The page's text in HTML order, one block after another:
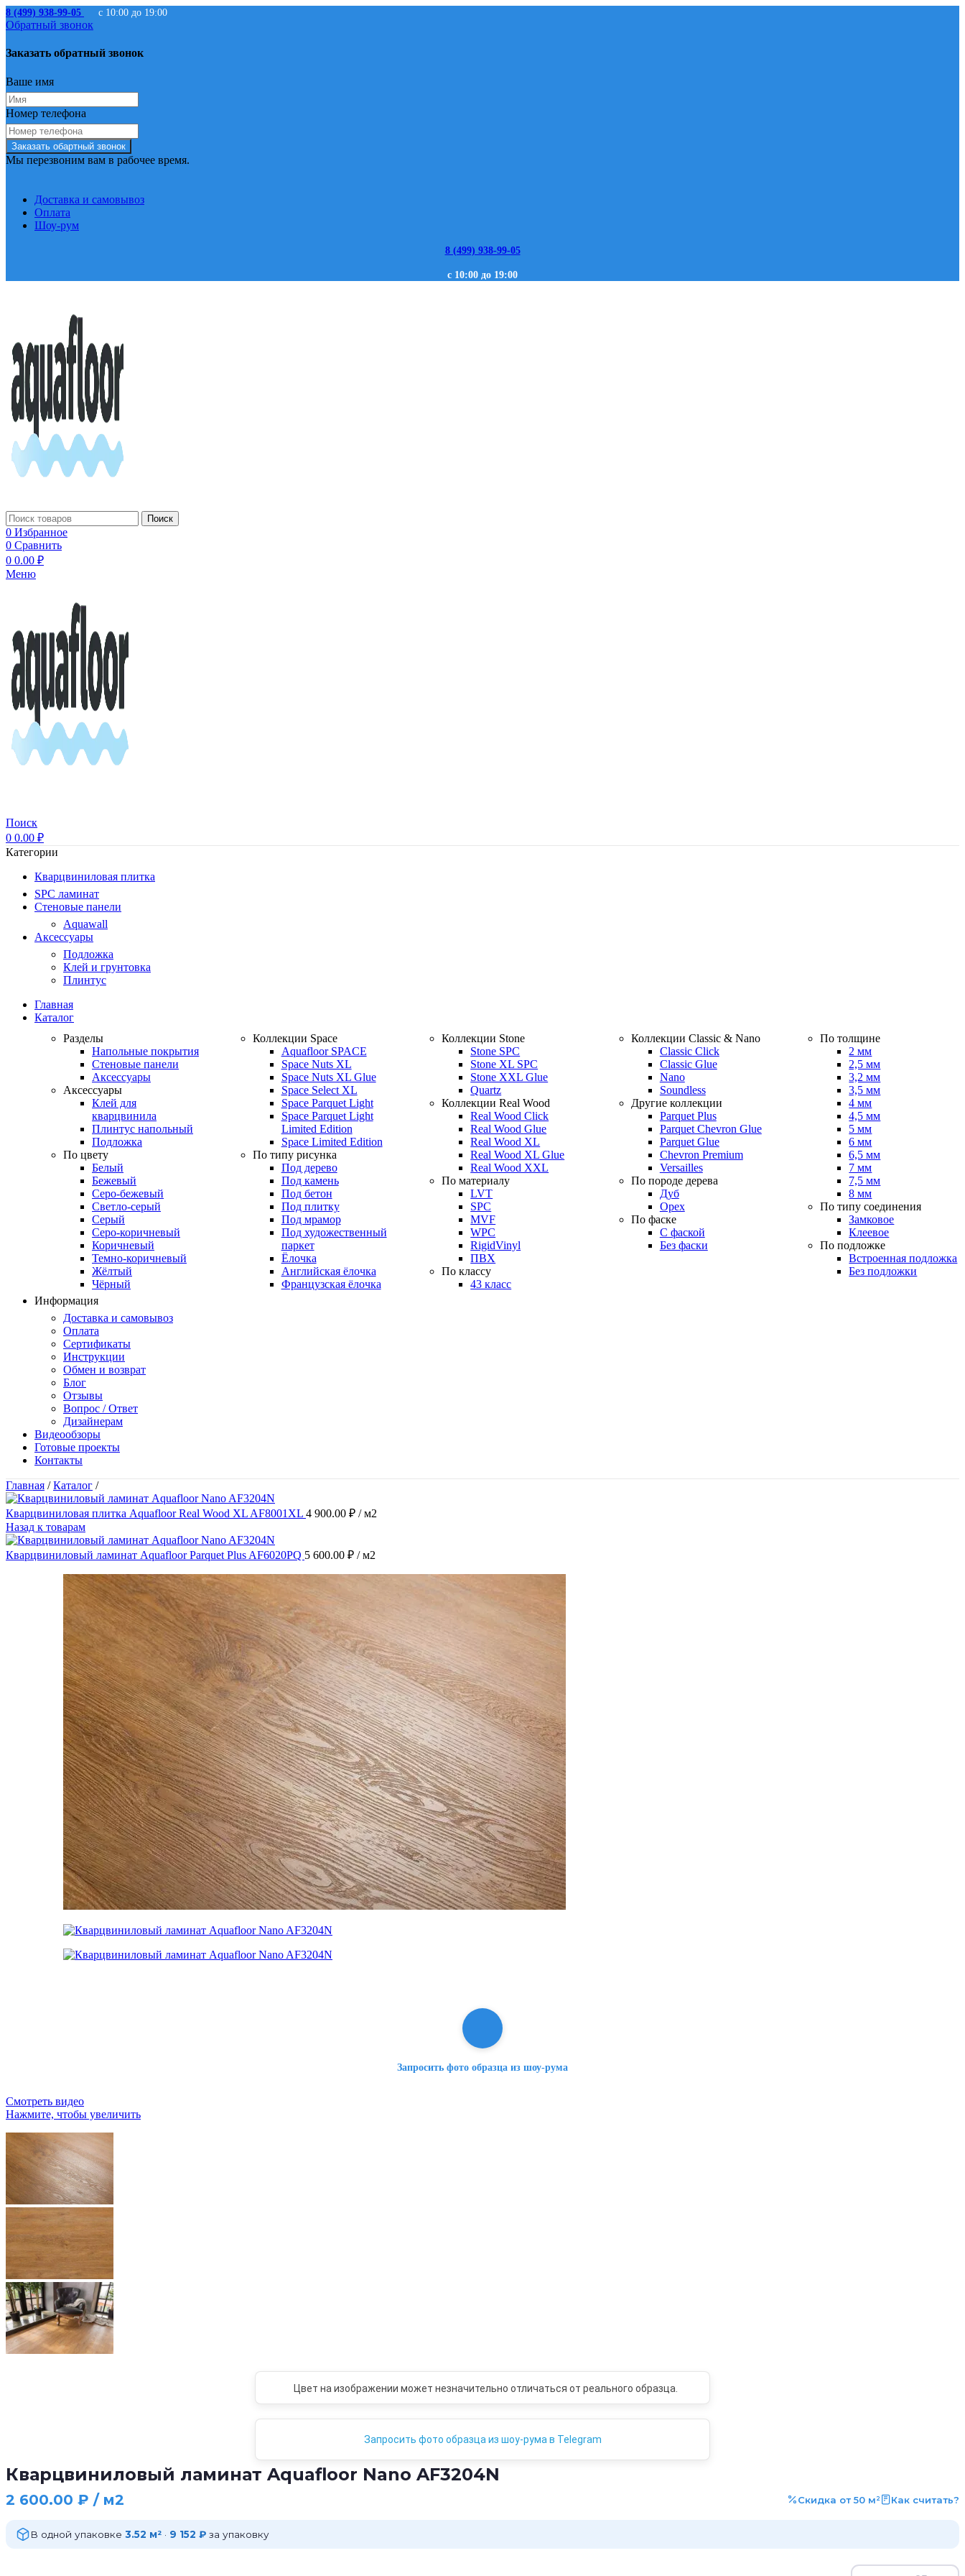
8 (499) 938-99-05 с 10:00 до 19:00
Обратный звонок
Заказать обратный звонок
Ваше имя
Номер телефона
Заказать обартный звонок
Мы перезвоним вам в рабочее время.
Доставка и самовывоз
Оплата
Шоу-рум
8 (499) 938-99-05
с 10:00 до 19:00
Поиск
0 Избранное
0 Сравнить
0 0.00 ₽
Меню
Поиск
0 0.00 ₽
Категории
Кварцвиниловая плитка
SPC ламинат
Стеновые панели
Aquawall
Аксессуары
Подложка
Клей и грунтовка
Плинтус
Главная
Каталог
Разделы
Напольные покрытия
Стеновые панели
Аксессуары
Аксессуары
Клей для
кварцвинила
Плинтус напольный
Подложка
По цвету
Белый
Бежевый
Серо-бежевый
Светло-серый
Серый
Серо-коричневый
Коричневый
Темно-коричневый
Жёлтый
Чёрный
Коллекции Space
Aquafloor SPACE
Space Nuts XL
Space Nuts XL Glue
Space Select XL
Space Parquet Light
Space Parquet Light
Limited Edition
Space Limited Edition
По типу рисунка
Под дерево
Под камень
Под бетон
Под плитку
Под мрамор
Под художественный
паркет
Ёлочка
Английская ёлочка
Французская ёлочка
Коллекции Stone
Stone SPC
Stone XL SPC
Stone XXL Glue
Quartz
Коллекции Real Wood
Real Wood Click
Real Wood Glue
Real Wood XL
Real Wood XL Glue
Real Wood XXL
По материалу
LVT
SPC
MVF
WPC
RigidVinyl
ПВХ
По классу
43 класс
Коллекции Classic & Nano
Classic Click
Classic Glue
Nano
Soundless
Другие коллекции
Parquet Plus
Parquet Chevron Glue
Parquet Glue
Chevron Premium
Versailles
По породе дерева
Дуб
Орех
По фаске
С фаской
Без фаски
По толщине
2 мм
2,5 мм
3,2 мм
3,5 мм
4 мм
4,5 мм
5 мм
6 мм
6,5 мм
7 мм
7,5 мм
8 мм
По типу соединения
Замковое
Клеевое
По подложке
Встроенная подложка
Без подложки
Информация
Доставка и самовывоз
Оплата
Сертификаты
Инструкции
Обмен и возврат
Блог
Отзывы
Вопрос / Ответ
Дизайнерам
Видеообзоры
Готовые проекты
Контакты
Главная /Каталог /
Кварцвиниловая плитка Aquafloor Real Wood XL AF8001XL 4 900.00 ₽ / м2
Назад к товарам
Кварцвиниловый ламинат Aquafloor Parquet Plus AF6020PQ 5 600.00 ₽ / м2
Запросить фото образца из шоу-рума
Смотреть видео
Нажмите, чтобы увеличить
Цвет на изображении может незначительно отличаться от реального образца.
Запросить фото образца из шоу-рума в Telegram
Кварцвиниловый ламинат Aquafloor Nano AF3204N
2 600.00 ₽ / м2 Скидка от 50 м² Как считать?
В одной упаковке 3.52 м² · 9 152 ₽ за упаковку